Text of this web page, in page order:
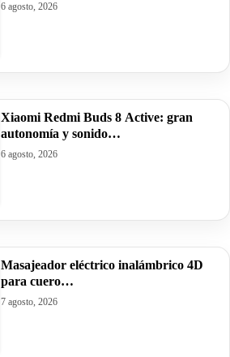
6 agosto, 2026
Xiaomi Redmi Buds 8 Active: gran
autonomía y sonido…
6 agosto, 2026
Masajeador eléctrico inalámbrico 4D
para cuero…
7 agosto, 2026